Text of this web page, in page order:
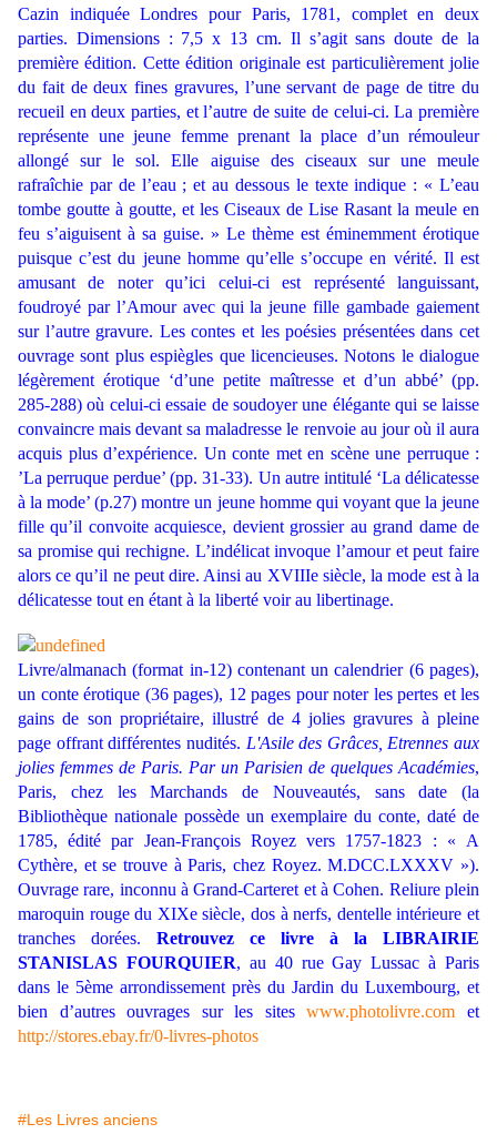
Cazin indiquée Londres pour Paris, 1781, complet en deux
parties. Dimensions : 7,5 x 13 cm. Il s’agit sans doute de la
première édition. Cette édition originale est particulièrement jolie
du fait de deux fines gravures, l’une servant de page de titre du
recueil en deux parties, et l’autre de suite de celui-ci. La première
représente une jeune femme prenant la place d’un rémouleur
allongé sur le sol. Elle aiguise des ciseaux sur une meule
rafraîchie par de l’eau ; et au dessous le texte indique : « L’eau
tombe goutte à goutte, et les Ciseaux de Lise Rasant la meule en
feu s’aiguisent à sa guise. » Le thème est éminemment érotique
puisque c’est du jeune homme qu’elle s’occupe en vérité. Il est
amusant de noter qu’ici celui-ci est représenté languissant,
foudroyé par l’Amour avec qui la jeune fille gambade gaiement
sur l’autre gravure. Les contes et les poésies présentées dans cet
ouvrage sont plus espiègles que licencieuses. Notons le dialogue
légèrement érotique ‘d’une petite maîtresse et d’un abbé’ (pp.
285-288) où celui-ci essaie de soudoyer une élégante qui se laisse
convaincre mais devant sa maladresse le renvoie au jour où il aura
acquis plus d’expérience. Un conte met en scène une perruque :
’La perruque perdue’ (pp. 31-33). Un autre intitulé ‘La délicatesse
à la mode’ (p.27) montre un jeune homme qui voyant que la jeune
fille qu’il convoite acquiesce, devient grossier au grand dame de
sa promise qui rechigne. L’indélicat invoque l’amour et peut faire
alors ce qu’il ne peut dire. Ainsi au XVIIIe siècle, la mode est à la
délicatesse tout en étant à la liberté voir au libertinage.
Livre/almanach (format in-12) contenant un calendrier (6 pages),
un conte érotique (36 pages), 12 pages pour noter les pertes et les
gains de son propriétaire, illustré de 4 jolies gravures à pleine
page offrant différentes nudités. L'Asile des Grâces, Etrennes aux
jolies femmes de Paris. Par un Parisien de quelques Académies,
Paris, chez les Marchands de Nouveautés, sans date
(la
Bibliothèque nationale possède un exemplaire du conte, daté de
1785, édité par Jean-François Royez vers 1757-1823 : « A
Cythère, et se trouve à Paris, chez Royez. M.DCC.LXXXV »).
Ouvrage rare, inconnu à Grand-Carteret et à Cohen. Reliure plein
maroquin rouge du XIXe siècle, dos à nerfs, dentelle intérieure et
tranches dorées.
Retrouvez ce livre à la LIBRAIRIE
STANISLAS FOURQUIER, au 40 rue Gay Lussac à Paris
dans le 5ème arrondissement près du Jardin du Luxembourg, et
bien d’autres ouvrages sur les siteswww.photolivre.com et
http://stores.ebay.fr/0-livres-photos
#Les Livres anciens